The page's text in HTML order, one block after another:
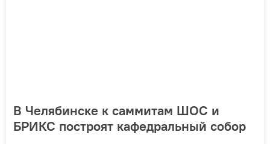
В Челябинске к саммитам ШОС и
БРИКС построят кафедральный собор